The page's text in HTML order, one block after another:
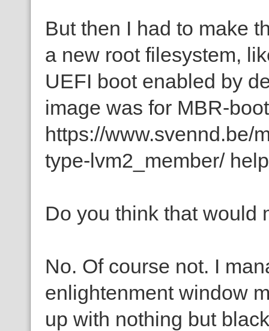
But then I had to make
a new root filesystem,
UEFI boot enabled by
image was for MBR-
https://www.svennd.be/
type-lvm2_member/
Do you think that would
No. Of course not. I
enlightenment window
up with nothing but